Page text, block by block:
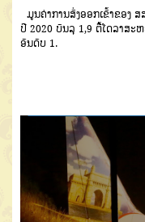
ມູນຄ່າການສົ່ງອອກເຂົ້າຂອງ ສ
ປີ 2020 ບັນລຸ 1,9 ຕື້ໂດລາສະ
ອັນດັບ 1.